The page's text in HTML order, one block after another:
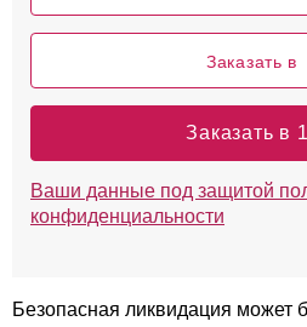
Заказать в
Заказать в
Ваши данные под защитой
конфиденциальности
Безопасная ликвидация может